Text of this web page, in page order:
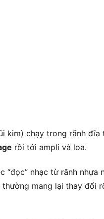
kim) chạy trong rãnh đĩa
rồi tới ampli và loa.
nhạc từ rãnh nhựa
mang lại thay đổi